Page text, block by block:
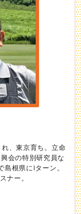
、東京育ち。立命
会の特別研究員な
根県にIターン。
ナー。